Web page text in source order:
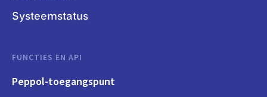
Systeemstatus
FUNCTIES EN API
Peppol-toegangspunt